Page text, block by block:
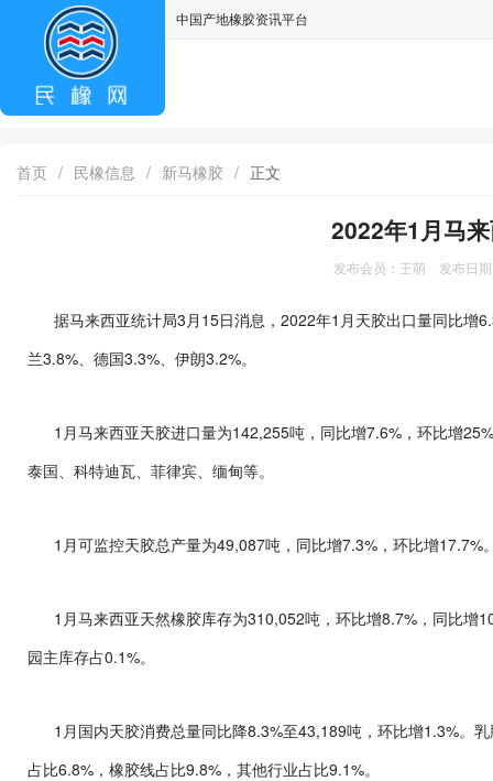
中国产地橡胶资讯平台
首页 / 民橡信息 / 新马橡胶 / 正文
2022年1月马
发布会员：王萌 发布日
据马来西亚统计局3月15日消息，2022年1月天胶出口量同比增
兰3.8%、德国3.3%、伊朗3.2%。
1月马来西亚天胶进口量为142,255吨，同比增7.6%，环比增
泰国、科特迪瓦、菲律宾、缅甸等。
1月可监控天胶总产量为49,087吨，同比增7.3%，环比增17.7%
1月马来西亚天然橡胶库存为310,052吨，环比增8.7%，同比增
园主库存占0.1%。
1月国内天胶消费总量同比降8.3%至43,189吨，环比增1.3%。
占比6.8%，橡胶线占比9.8%，其他行业占比9.1%。